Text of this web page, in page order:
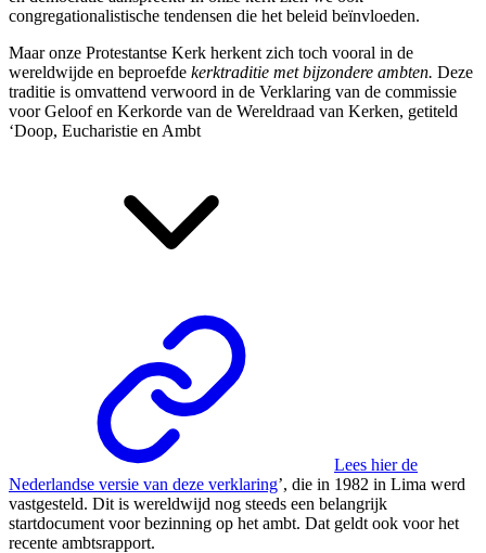
congregationalistische tendensen die het beleid beïnvloeden.
Maar onze Protestantse Kerk herkent zich toch vooral in de
wereldwijde en beproefde kerktraditie met bijzondere ambten. Deze
traditie is omvattend verwoord in de Verklaring van de commissie
voor Geloof en Kerkorde van de Wereldraad van Kerken, getiteld
‘Doop, Eucharistie en Ambt
Lees hier de
Nederlandse versie van deze verklaring’, die in 1982 in Lima werd
vastgesteld. Dit is wereldwijd nog steeds een belangrijk
startdocument voor bezinning op het ambt. Dat geldt ook voor het
recente ambtsrapport.